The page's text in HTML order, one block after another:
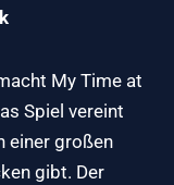
My Time at
Spiel vereint
einer großen
gibt. Der